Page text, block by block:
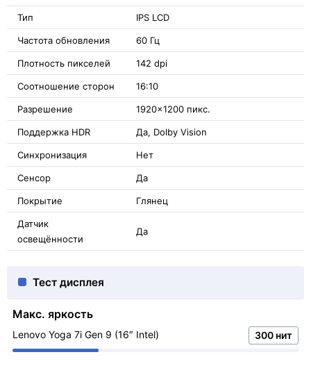
Тип IPS LCD
Частота обновления 60 Гц
Плотность пикселей 142 dpi
Соотношение сторон 16:10
Разрешение 1920x1200 пикс.
Поддержка HDR Да, Dolby Vision
Синхронизация Нет
Сенсор Да
Покрытие Глянец
Датчик
освещённости
Да
Тест дисплея
Макс. яркость
Lenovo Yoga 7i Gen 9 (16″ Intel) 300 нит